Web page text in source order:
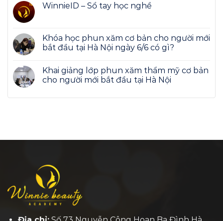
WinnieID – Sổ tay học nghề
Khóa học phun xăm cơ bản cho người mới
bắt đầu tại Hà Nội ngày 6/6 có gì?
Khai giảng lớp phun xăm thẩm mỹ cơ bản
cho người mới bắt đầu tại Hà Nội